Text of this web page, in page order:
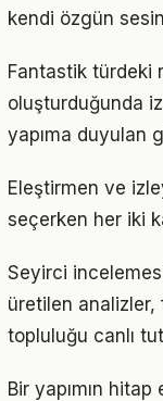
kendi özgün
Fantastik türdeki
oluşturduğunda
yapıma duyulan
Eleştirmen ve
seçerken her iki
Seyirci
üretilen analizler,
topluluğu canlı
Bir yapımın